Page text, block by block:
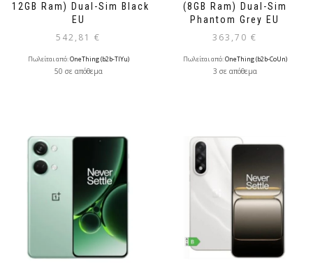
(12GB Ram) Dual-Sim Black
EU
542,81 €
Πωλείται από:OneThing (b2b-TlYu)
50 σε απόθεμα
(8GB Ram) Dual-Sim
Phantom Grey EU
363,70 €
Πωλείται από:OneThing (b2b-CoUn)
3 σε απόθεμα